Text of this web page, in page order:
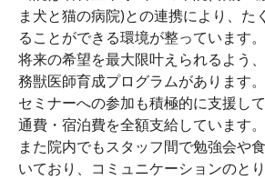
ま犬と猫の病院)との連携により、た
ることができる環境が整っています。
将来の希望を最大限叶えられるよう
務獣医師育成プログラムがあります。
セミナーへの参加も積極的に支援し
通費・宿泊費を全額支給しています。
また院内でもスタッフ間で勉強会や
いており、コミュニケーションのと